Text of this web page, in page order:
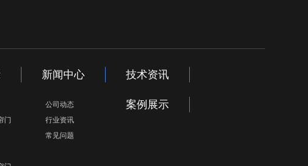
门
新闻中心
公司动态
行业资讯
常见问题
技术资讯
案例展示